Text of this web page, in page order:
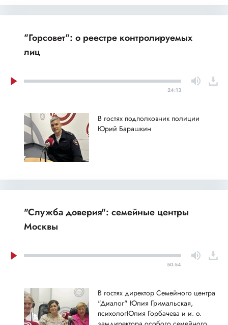
"Горсовет": о реестре контролируемых
лиц
24:13
В гостях подполковник полиции
Юрий Барашкин
"Служба доверия": семейные центры
Москвы
50:54
В гостях директор Семейного центра
"Диалог" Юлия Гримальская,
психологЮлия Горбачева и и. о.